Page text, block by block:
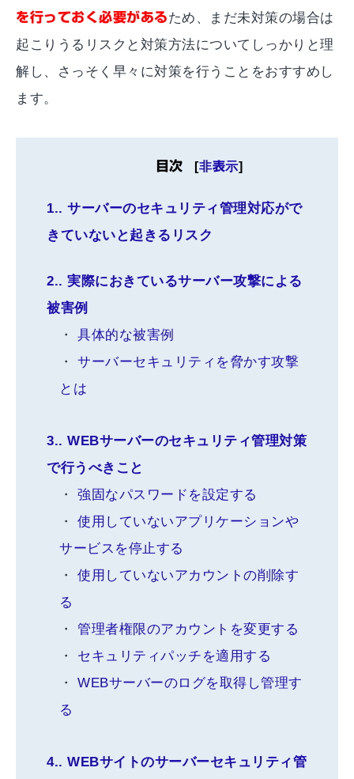
を行っておく必要があるため、まだ未対策の場合は
起こりうるリスクと対策方法についてしっかりと理
解し、さっそく早々に対策を行うことをおすすめし
ます。
目次 [非表示]
1.
サーバーのセキュリティ管理対応がで
きていないと起きるリスク
2.
実際におきているサーバー攻撃による
被害例
具体的な被害例
サーバーセキュリティを脅かす攻撃
とは
3.
WEBサーバーのセキュリティ管理対策
で行うべきこと
強固なパスワードを設定する
使用していないアプリケーションや
サービスを停止する
使用していないアカウントの削除す
る
管理者権限のアカウントを変更する
セキュリティパッチを適用する
WEBサーバーのログを取得し管理す
る
4.
WEBサイトのサーバーセキュリティ管